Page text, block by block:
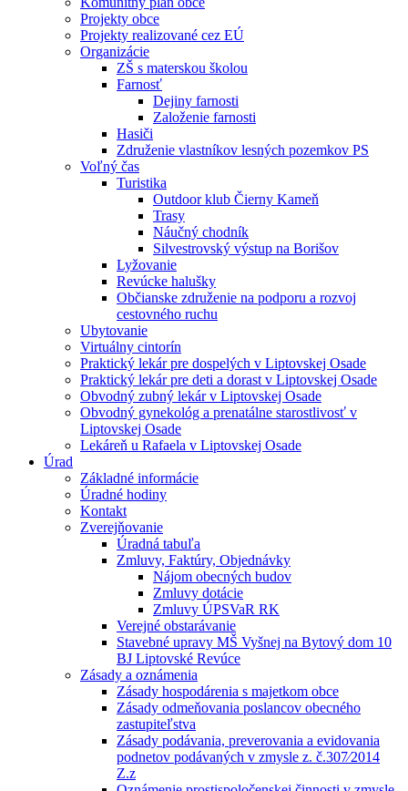
Projekty obce
Projekty realizované cez EÚ
Organizácie
ZŠ s materskou školou
Farnosť
Dejiny farnosti
Založenie farnosti
Hasiči
Združenie vlastníkov lesných pozemkov PS
Voľný čas
Turistika
Outdoor klub Čierny Kameň
Trasy
Náučný chodník
Silvestrovský výstup na Borišov
Lyžovanie
Revúcke halušky
Občianske združenie na podporu a rozvoj
cestovného ruchu
Ubytovanie
Virtuálny cintorín
Praktický lekár pre dospelých v Liptovskej Osade
Praktický lekár pre deti a dorast v Liptovskej Osade
Obvodný zubný lekár v Liptovskej Osade
Obvodný gynekológ a prenatálne starostlivosť v
Liptovskej Osade
Lekáreň u Rafaela v Liptovskej Osade
Úrad
Základné informácie
Úradné hodiny
Kontakt
Zverejňovanie
Úradná tabuľa
Zmluvy, Faktúry, Objednávky
Nájom obecných budov
Zmluvy dotácie
Zmluvy ÚPSVaR RK
Verejné obstarávanie
Stavebné upravy MŠ Vyšnej na Bytový dom 10
BJ Liptovské Revúce
Zásady a oznámenia
Zásady hospodárenia s majetkom obce
Zásady odmeňovania poslancov obecného
zastupiteľstva
Zásady podávania, preverovania a evidovania
podnetov podávaných v zmysle z. č.307⁄2014
Z.z